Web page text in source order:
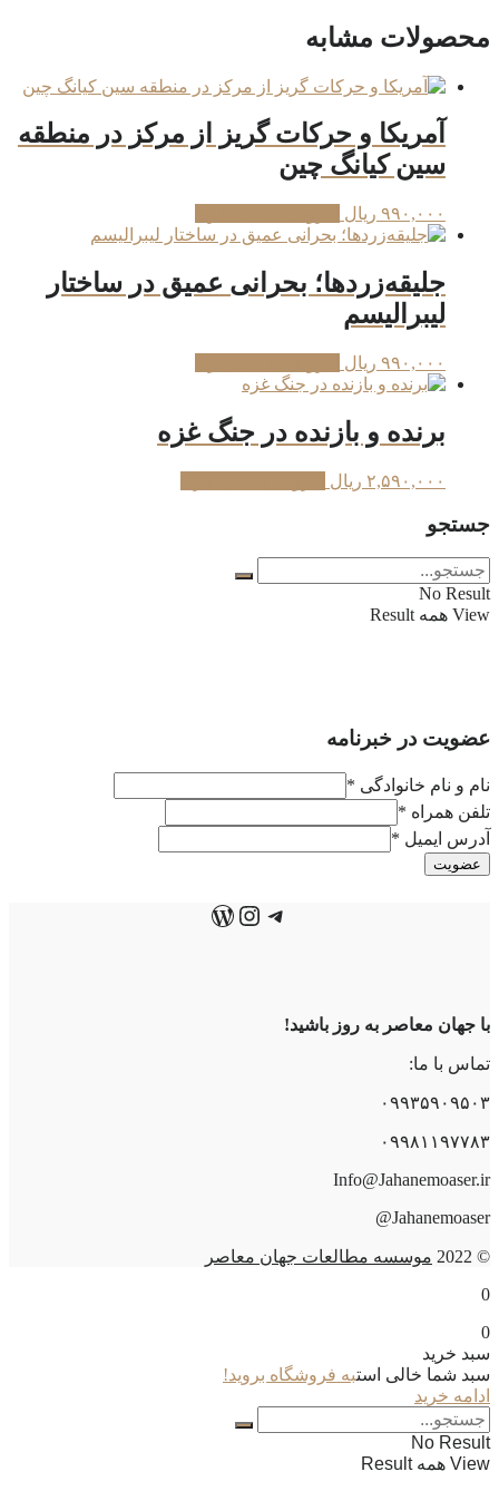
محصولات مشابه
آمریکا و حرکات گریز از مرکز در منطقه
سین کیانگ چین
۹۹۰,۰۰۰ ریال
جلیقه‌زردها؛ بحرانی عمیق در ساختار
لیبرالیسم
۹۹۰,۰۰۰ ریال
برنده و بازنده در جنگ غزه
۲,۵۹۰,۰۰۰ ریال
جستجو
No Result
View همه Result
عضویت در خبرنامه
نام و نام خانوادگی *
تلفن همراه *
آدرس ایمیل *
عضویت
تلگرام
اینستاگرم
وردپرس
با جهان معاصر به روز باشید!
تماس با ما:
۰۹۹۳۵۹۰۹۵۰۳
۰۹۹۸۱۱۹۷۷۸۳
Info@Jahanemoaser.ir
Jahanemoaser@
© 2022
موسسه مطالعات جهان معاصر
0
0
سبد خرید
سبد شما خالی استبه فروشگاه بروید!
ادامه خرید
No Result
View همه Result